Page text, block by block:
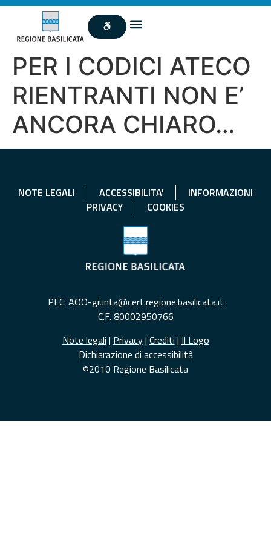
PER I CODICI ATECO
RIENTRANTI NON E’
ANCORA CHIARO…
NOTE LEGALI ACCESSIBILITA'
INFORMAZIONI
PRIVACY
COOKIES
PEC: AOO-giunta@cert.regione.basilicata.it
C.F. 80002950766
Note legali | Privacy| Crediti | Il Logo
Dichiarazione di accessibilità
©2010 Regione Basilicata